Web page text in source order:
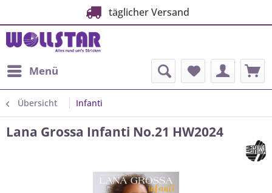
täglicher Versand
Menü
Übersicht Infanti
Lana Grossa Infanti No.21 HW2024